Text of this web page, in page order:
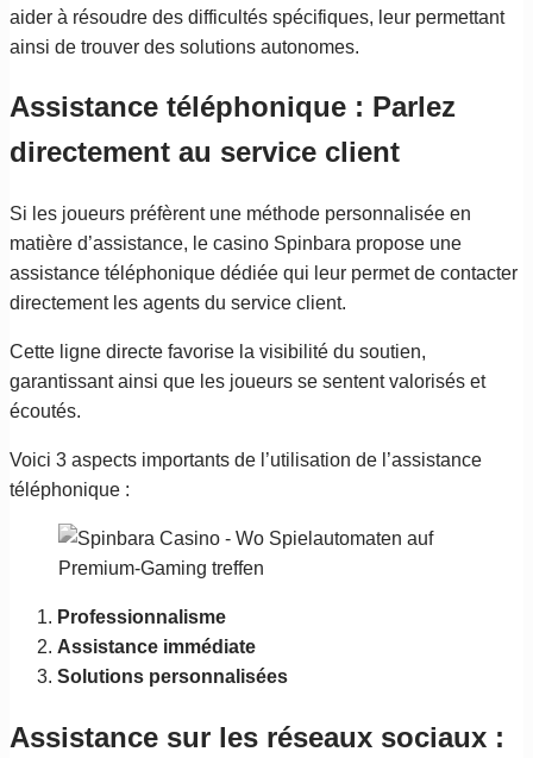
aider à résoudre des difficultés spécifiques, leur permettant
ainsi de trouver des solutions autonomes.
Assistance téléphonique : Parlez
directement au service client
Si les joueurs préfèrent une méthode personnalisée en
matière d’assistance, le casino Spinbara propose une
assistance téléphonique dédiée qui leur permet de contacter
directement les agents du service client.
Cette ligne directe favorise la visibilité du soutien,
garantissant ainsi que les joueurs se sentent valorisés et
écoutés.
Voici 3 aspects importants de l’utilisation de l’assistance
téléphonique :
Professionnalisme
Assistance immédiate
Solutions personnalisées
Assistance sur les réseaux sociaux :